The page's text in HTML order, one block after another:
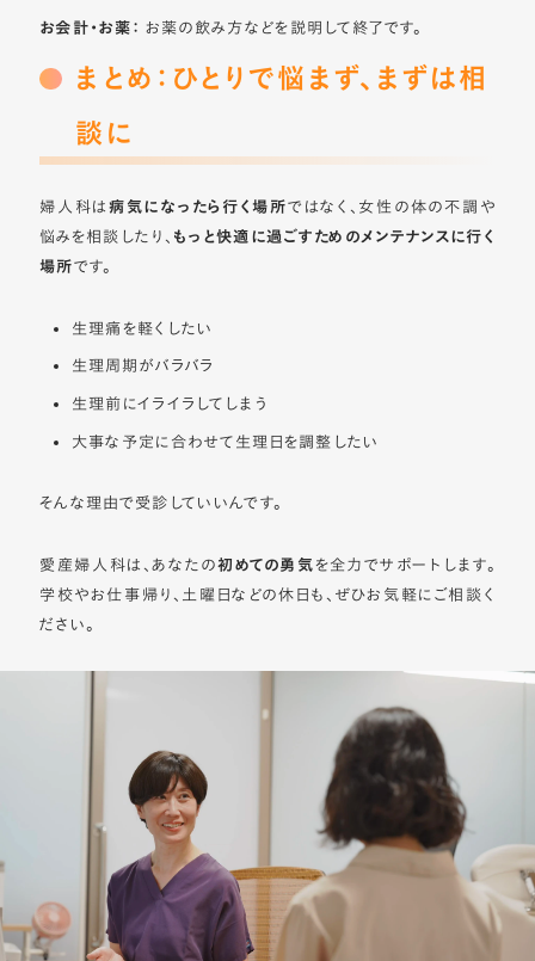
お会計・お薬： お薬の飲み方などを説明して終了です。
まとめ：ひとりで悩まず、まずは相
談に
婦人科は病気になったら行く場所ではなく、女性の体の不調や
悩みを相談したり、 もっと快適に過ごすためのメンテナンスに行く
場所です。
生理痛を軽くしたい
生理周期がバラバラ
生理前にイライラしてしまう
大事な予定に合わせて生理日を調整したい
そんな理由で受診していいんです。
愛産婦人科は、あなたの初めての勇気を全力でサポートします。
学校やお仕事帰り、土曜日などの休日も、ぜひお気軽にご相談く
ださい。